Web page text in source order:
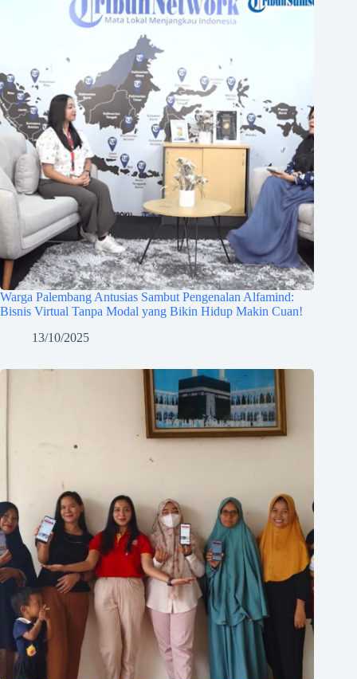
Warga Palembang Antusias Sambut Pengenalan Alfamind:
Bisnis Virtual Tanpa Modal yang Bikin Hidup Makin Cuan!
13/10/2025